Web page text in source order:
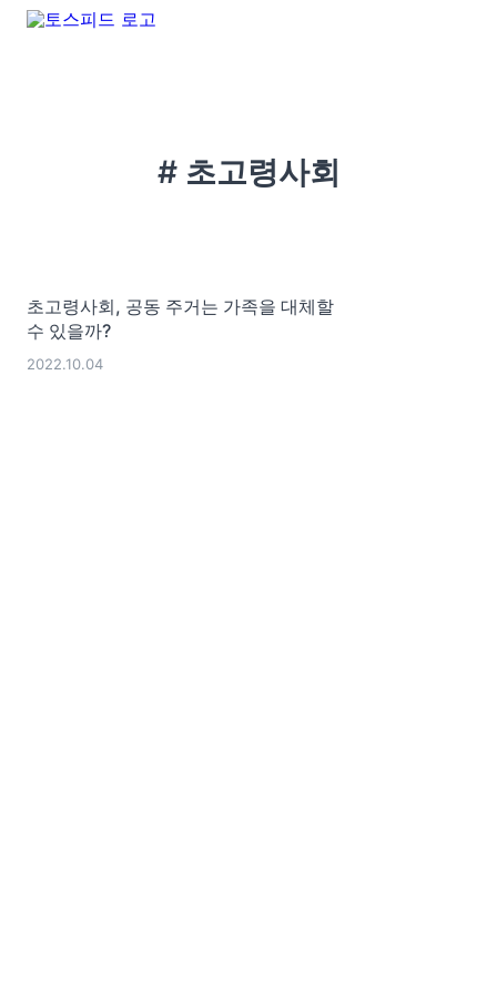
# 초고령사회
초고령사회, 공동 주거는 가족을 대체할
수 있을까?
2022.10.04